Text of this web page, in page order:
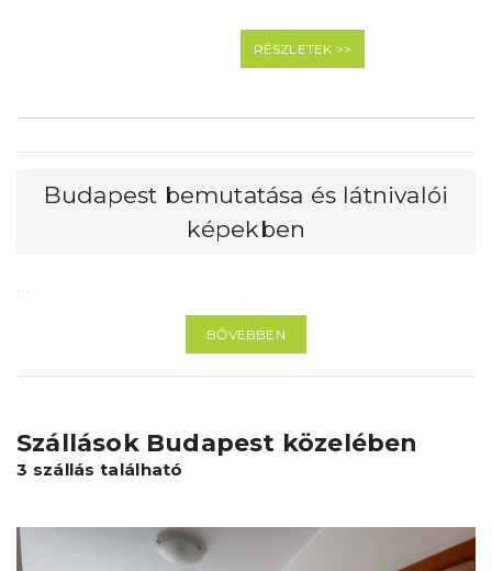
RÉSZLETEK >>
Budapest bemutatása és látnivalói
képekben
…
BŐVEBBEN
Szállások Budapest közelében
3 szállás található